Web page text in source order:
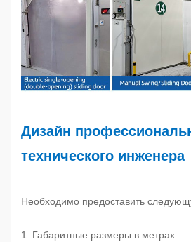
Дизайн
технического инженера
Необходимо предоставить
1. Габаритные размеры в метрах